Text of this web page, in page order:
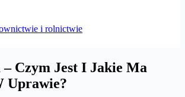
i rolnictwie
Czym Jest I Jakie Ma
Uprawie?